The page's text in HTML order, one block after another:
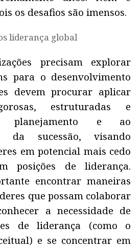
os desafios são imensos.
precisam explorar
para o desenvolvimento
devem procurar aplicar
estruturadas e
planejamento e ao
da sucessão, visando
em potencial mais cedo
posições de liderança.
encontrar maneiras
que possam colaborar
a necessidade de
de liderança (como o
e se concentrar em